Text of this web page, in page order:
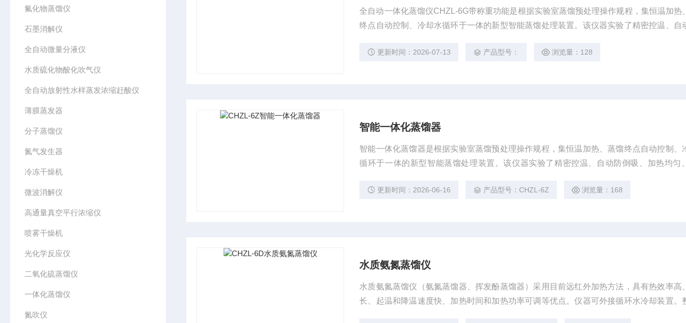
氟化物蒸馏仪
石墨消解仪
全自动微量分液仪
水质硫化物酸化吹气仪
全自动放射性水样蒸发浓缩赶酸仪
薄膜蒸发器
分子蒸馏仪
氮气发生器
冷冻干燥机
微波消解仪
高通量真空平行浓缩仪
喷雾干燥机
光化学反应仪
二氧化硫蒸馏仪
一体化蒸馏仪
氮吹仪
全自动一体化蒸馏仪CHZL-6G带称重功能是根据实验室蒸馏预处理操作规程，集恒温加热
终点自动控制、冷却水循环于一体的新型智能蒸馏处理装置。该仪器实验了精密控温、自
回收率比对验证，结果准确，回收率达95%以上。
更新时间：2026-07-13 产品型号： 浏览量：128
智能一体化蒸馏器
智能一体化蒸馏器是根据实验室蒸馏预处理操作规程，集恒温加热、蒸馏终点自动控制、
循环于一体的新型智能蒸馏处理装置。该仪器实验了精密控温、自动防倒吸、加热均匀
果准确，回收率达95%以上。
更新时间：2026-06-16 产品型号：CHZL-6Z 浏览量：168
水质氨氮蒸馏仪
水质氨氮蒸馏仪（氨氮蒸馏器、挥发酚蒸馏器）采用目前远红外加热方法，具有热效率高
长、起温和降温速度快、加热时间和加热功率可调等优点。仪器可外接循环水冷却装置。